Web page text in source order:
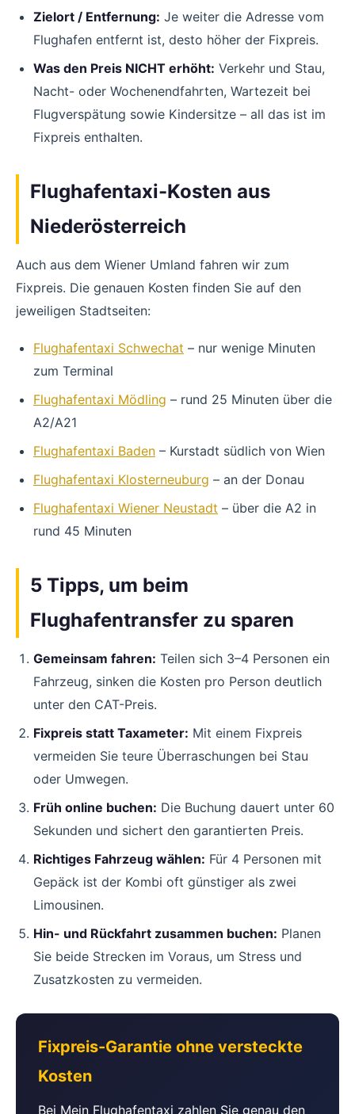
Zielort / Entfernung: Je weiter die Adresse vom
Flughafen entfernt ist, desto höher der Fixpreis.
Was den Preis NICHT erhöht: Verkehr und Stau,
Nacht- oder Wochenendfahrten, Wartezeit bei
Flugverspätung sowie Kindersitze – all das ist im
Fixpreis enthalten.
Flughafentaxi-Kosten aus
Niederösterreich
Auch aus dem Wiener Umland fahren wir zum
Fixpreis. Die genauen Kosten finden Sie auf den
jeweiligen Stadtseiten:
Flughafentaxi Schwechat – nur wenige Minuten
zum Terminal
Flughafentaxi Mödling – rund 25 Minuten über die
A2/A21
Flughafentaxi Baden – Kurstadt südlich von Wien
Flughafentaxi Klosterneuburg – an der Donau
Flughafentaxi Wiener Neustadt – über die A2 in
rund 45 Minuten
5 Tipps, um beim
Flughafentransfer zu sparen
Gemeinsam fahren: Teilen sich 3–4 Personen ein
Fahrzeug, sinken die Kosten pro Person deutlich
unter den CAT-Preis.
Fixpreis statt Taxameter: Mit einem Fixpreis
vermeiden Sie teure Überraschungen bei Stau
oder Umwegen.
Früh online buchen: Die Buchung dauert unter 60
Sekunden und sichert den garantierten Preis.
Richtiges Fahrzeug wählen: Für 4 Personen mit
Gepäck ist der Kombi oft günstiger als zwei
Limousinen.
Hin- und Rückfahrt zusammen buchen: Planen
Sie beide Strecken im Voraus, um Stress und
Zusatzkosten zu vermeiden.
Fixpreis-Garantie ohne versteckte
Kosten
Bei Mein Flughafentaxi zahlen Sie genau den